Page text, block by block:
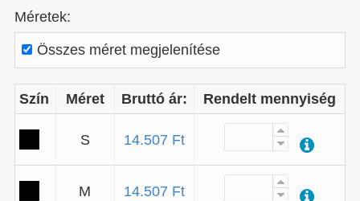
Méretek:
Összes méret megjelenítése
Szín Méret Bruttó ár: Rendelt mennyiség
S 14.507 Ft
M 14.507 Ft